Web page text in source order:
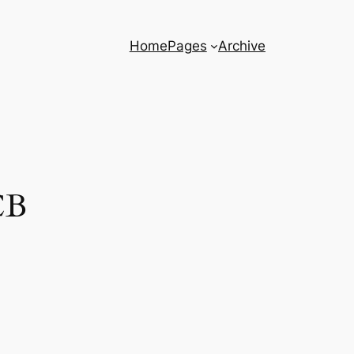
HomePages Archive